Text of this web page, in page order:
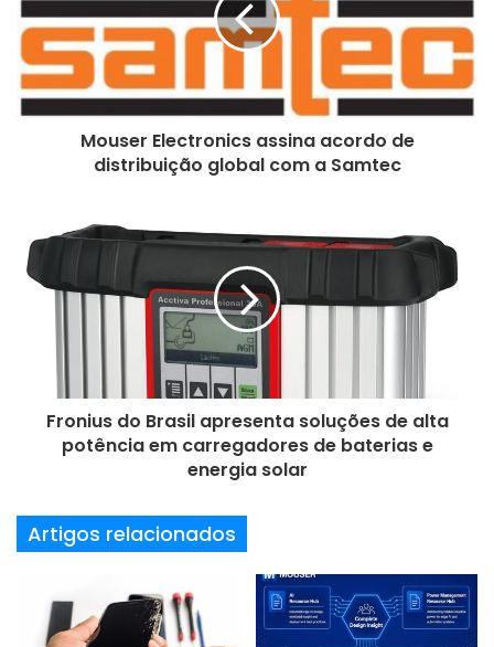
n
d
e
r
e
a
Mouser Electronics assina acordo de
distribuição global com a Samtec
Fronius do Brasil apresenta soluções de alta
potência em carregadores de baterias e
energia solar
Artigos relacionados